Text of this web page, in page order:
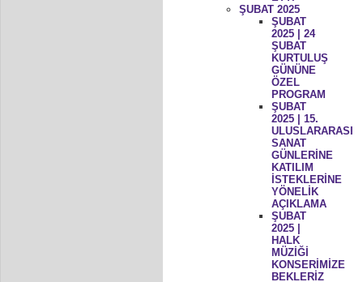
ŞUBAT 2025
ŞUBAT
2025 | 24
ŞUBAT
KURTULUŞ
GÜNÜNE
ÖZEL
PROGRAM
ŞUBAT
2025 | 15.
ULUSLARARASI
SANAT
GÜNLERİNE
KATILIM
İSTEKLERİNE
YÖNELİK
AÇIKLAMA
ŞUBAT
2025 |
HALK
MÜZİĞİ
KONSERİMİZE
BEKLERİZ